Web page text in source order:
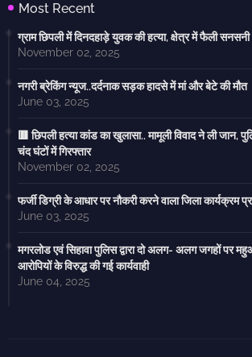
Most Recent
ग्राम छिपली में दिनदहाड़े युवक की हत्या, क्षेत्र में फैली सनसनी
November 02, 2025
नगरी ब्रेकिंग न्यूज..दर्दनाक सड़क हादसे में मां और बेटे की मौत
June 03, 2025
🟥 छिपली हत्या कांड का खुलासा.. मामूली विवाद ने ली जान,
चंद घंटों में गिरफ्तार
November 02, 2025
फर्जी डिग्री के आधार पर नौकरी करने वाला जिला कार्यक्रम
June 03, 2025
मगरलोड एवं सिहावा पुलिस द्वारा दो अलग- अलग जगहों पर
आरोपियों के विरुद्ध की गई कार्यवाही
June 04, 2025